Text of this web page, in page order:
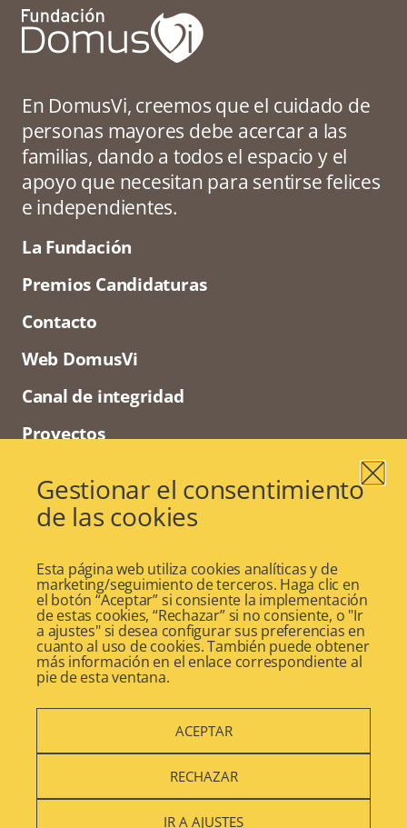
Gestionar el consentimiento
de las cookies
Esta página web utiliza cookies analíticas y de
marketing/seguimiento de terceros. Haga clic en
el botón “Aceptar” si consiente la implementación
de estas cookies, “Rechazar” si no consiente, o "Ir
a ajustes" si desea configurar sus preferencias en
cuanto al uso de cookies. También puede obtener
más información en el enlace correspondiente al
pie de esta ventana.
ACEPTAR
RECHAZAR
IR A AJUSTES
En DomusVi, creemos que el cuidado de
personas mayores debe acercar a las
familias, dando a todos el espacio y el
apoyo que necesitan para sentirse felices
e independientes.
La Fundación
Premios Candidaturas
Contacto
Web DomusVi
Canal de integridad
Proyectos
Vidas con Historia
Blog
Actualidad
©2024 DomusVi